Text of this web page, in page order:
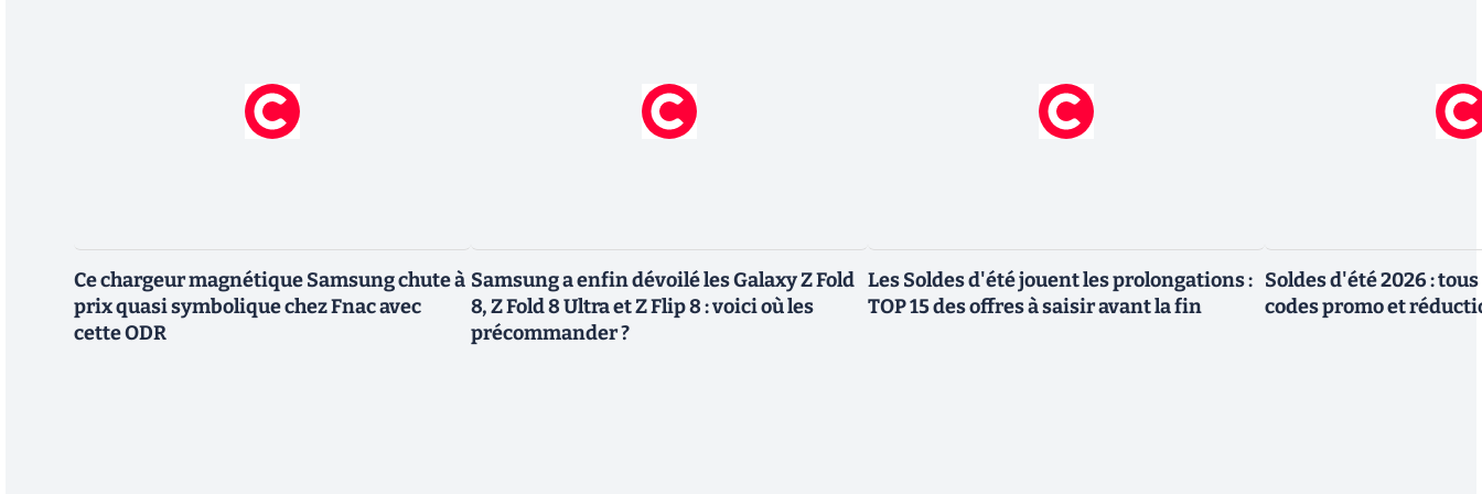
Ce chargeur magnétique Samsung chute à
prix quasi symbolique chez Fnac avec
cette ODR
Samsung a enfin dévoilé les Galaxy Z Fold
8, Z Fold 8 Ultra et Z Flip 8 : voici où les
précommander ?
Les Soldes d'été jouent les prolongations :
TOP 15 des offres à saisir avant la fin
Soldes d'été 2026 :
codes promo et